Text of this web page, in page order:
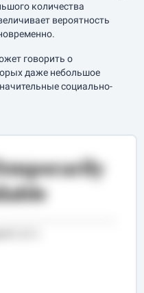
количества
вероятность
говорить о
даже небольшое
социально-